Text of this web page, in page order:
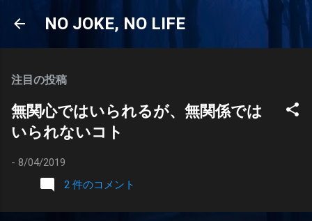
スキップしてメイン コンテンツに移動
NO JOKE, NO LIFE
注目の投稿
無関心ではいられるが、無関係では
いられないコト
- 8/04/2019
2 件のコメント